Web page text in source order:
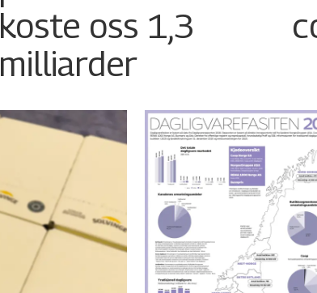
koste oss 1,3
milliarder